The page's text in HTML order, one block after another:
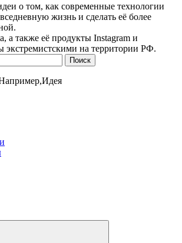
о том, как современные технологии
жизнь и сделать её более
а также её продукты Instagram и
экстремистскими на территории РФ.
Идея